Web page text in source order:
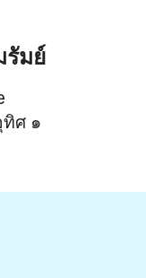
รัมย์
ทิศ ๑